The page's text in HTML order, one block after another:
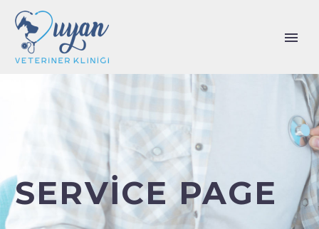
SERVICE PAGE